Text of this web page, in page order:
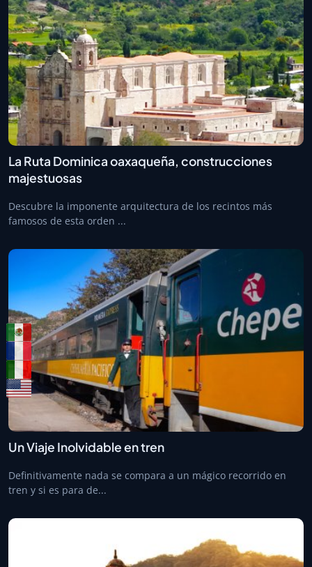
La Ruta Dominica oaxaqueña, construcciones
majestuosas
Descubre la imponente arquitectura de los recintos más
famosos de esta orden ...
Un Viaje Inolvidable en tren
Definitivamente nada se compara a un mágico recorrido en
tren y si es para de...